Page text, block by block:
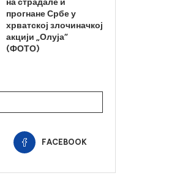
на страдале и
прогнане Србе у
хрватској злочиначкој
акцији „Олуја“
(ФОТО)
FACEBOOK